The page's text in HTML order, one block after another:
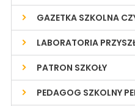
GAZETKA SZKOLNA
LABORATORIA
PATRON SZKOŁY
PEDAGOG SZKOLNY